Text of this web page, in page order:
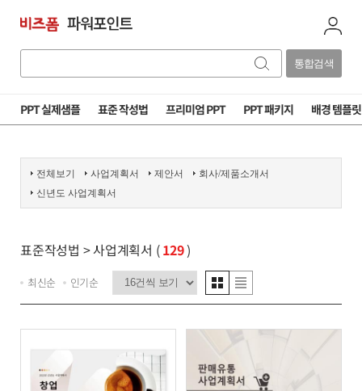
통합검색
PPT 실제샘플 표준 작성법 프리미엄 PPT PPT 패키지 배경 템플릿
전체보기 사업계획서 제안서
회사/제품소개서
신년도 사업계획서
표준작성법 > 사업계획서 (129)
최신순 인기순